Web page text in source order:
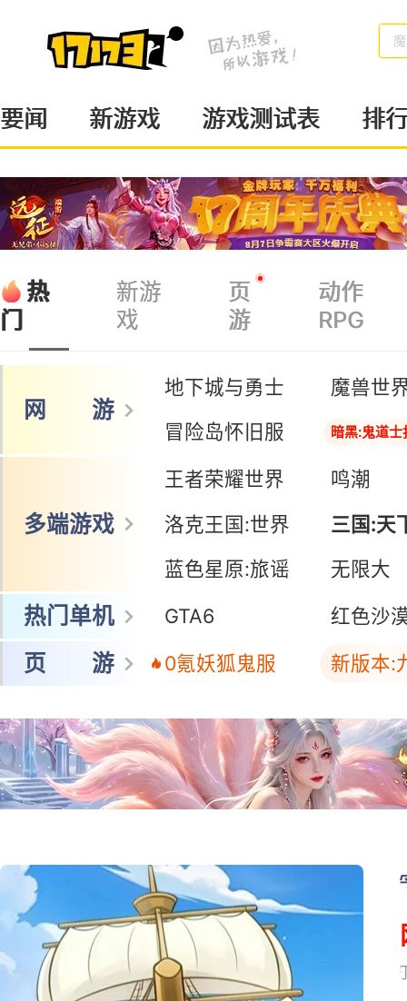
要闻 新游戏 游戏测试表 排
热
门
新游
戏
页
游
动作
RPG
网 游
地下城与勇士
魔兽世
冒险岛怀旧服
暗黑:鬼道士
多端游戏
王者荣耀世界
鸣潮
洛克王国:世界
三国:天
三国:天
蓝色星原:旅谣 无限大
热门单机 GTA6 红色沙
页 游 0氪妖狐鬼服 新版本:
网易搜